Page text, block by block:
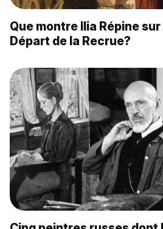
Que montre Ilia Répine
Départ de la Recrue?